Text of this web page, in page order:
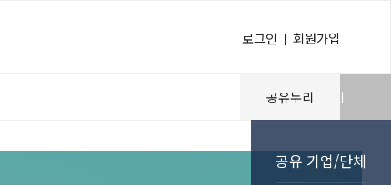
로그인 회원가입
공유누리바로가기
공유 기업/단체